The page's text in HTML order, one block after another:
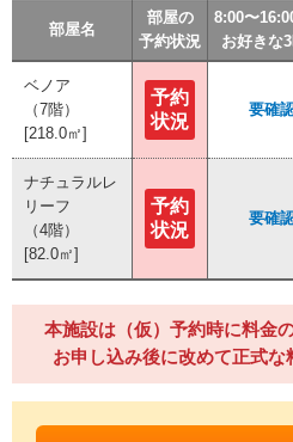
部屋名
部屋の
予約状況
8:00〜
お好きな
部屋名
部屋の
予約状況
8:00〜
お好きな
部屋名
部屋の
予約状況
8:00〜
お好きな
ベノア
（7階）
[218.0㎡]
予約
状況
要確
ナチュラルレ
リーフ
（4階）
[82.0㎡]
予約
状況
要確
部屋名
部屋の
予約状況
8:00〜
お好きな
ベノア
（7階）
[218.0㎡]
予約
状況
要確
ナチュラルレ
リーフ
（4階）
[82.0㎡]
予約
状況
要確
本施設は（仮）予約時に料金
お申し込み後に改めて正式な